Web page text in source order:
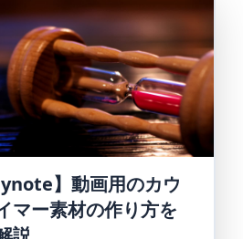
】動画用のカウ
マー素材の作り方を